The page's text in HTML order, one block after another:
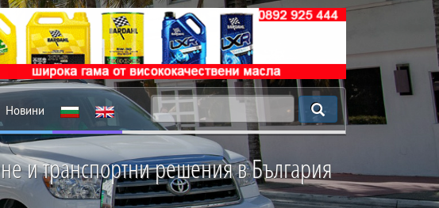
Новини
и транспортни решения в България